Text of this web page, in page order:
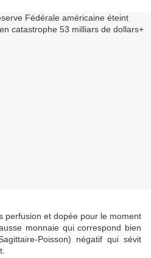
perfusion et dopée pour le moment
monnaie qui correspond bien
Poisson) négatif qui sévit